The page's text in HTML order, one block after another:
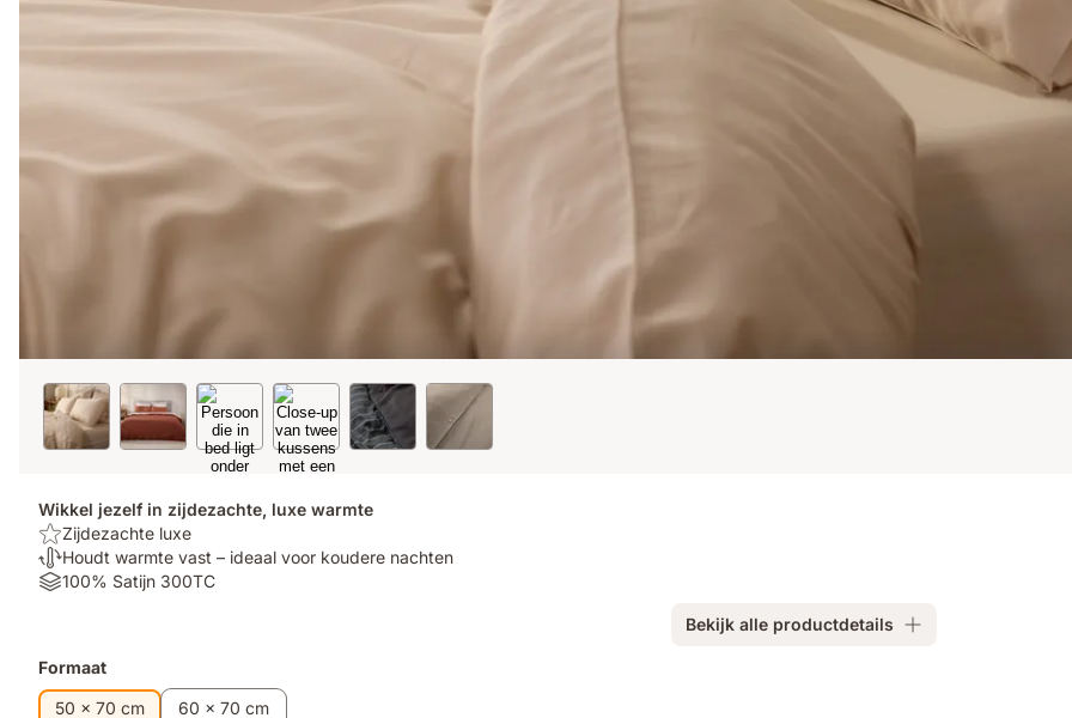
Wikkel jezelf in zijdezachte, luxe warmte
Top:
Zijdezachte
luxe
Zijdezachte luxe
Temperatuurregulerend:
Houdt
ideaal
voor
Houdt warmte vast – ideaal voor koudere nachten
Materials:
100% Satijn 300TC
Bekijk alle productdetails
Formaat
50 x 70 cm
60 x 70 cm